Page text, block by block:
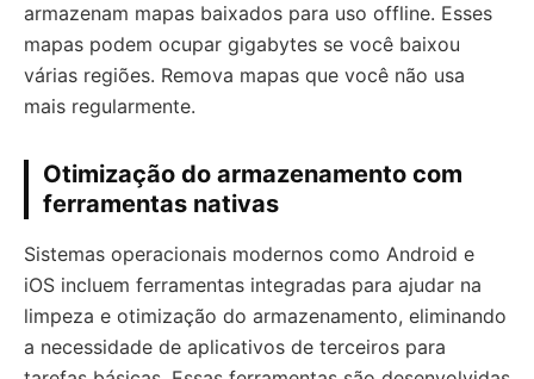
armazenam mapas baixados para uso offline. Esses
mapas podem ocupar gigabytes se você baixou
várias regiões. Remova mapas que você não usa
mais regularmente.
Otimização do armazenamento com
ferramentas nativas
Sistemas operacionais modernos como Android e
iOS incluem ferramentas integradas para ajudar na
limpeza e otimização do armazenamento, eliminando
a necessidade de aplicativos de terceiros para